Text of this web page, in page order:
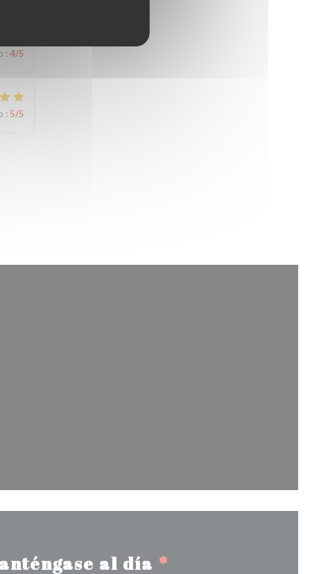
: 4/5
: 5/5
ventana))
al día *